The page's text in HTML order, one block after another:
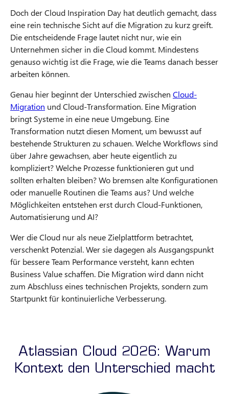
Doch der Cloud Inspiration Day hat deutlich gemacht, dass
eine rein technische Sicht auf die Migration zu kurz greift.
Die entscheidende Frage lautet nicht nur, wie ein
Unternehmen sicher in die Cloud kommt. Mindestens
genauso wichtig ist die Frage, wie die Teams danach besser
arbeiten können.
Genau hier beginnt der Unterschied zwischen Cloud-
Migration und Cloud-Transformation. Eine Migration
bringt Systeme in eine neue Umgebung. Eine
Transformation nutzt diesen Moment, um bewusst auf
bestehende Strukturen zu schauen. Welche Workflows sind
über Jahre gewachsen, aber heute eigentlich zu
kompliziert? Welche Prozesse funktionieren gut und
sollten erhalten bleiben? Wo bremsen alte Konfigurationen
oder manuelle Routinen die Teams aus? Und welche
Möglichkeiten entstehen erst durch Cloud-Funktionen,
Automatisierung und AI?
Wer die Cloud nur als neue Zielplattform betrachtet,
verschenkt Potenzial. Wer sie dagegen als Ausgangspunkt
für bessere Team Performance versteht, kann echten
Business Value schaffen. Die Migration wird dann nicht
zum Abschluss eines technischen Projekts, sondern zum
Startpunkt für kontinuierliche Verbesserung.
Atlassian Cloud 2026: Warum
Kontext den Unterschied macht